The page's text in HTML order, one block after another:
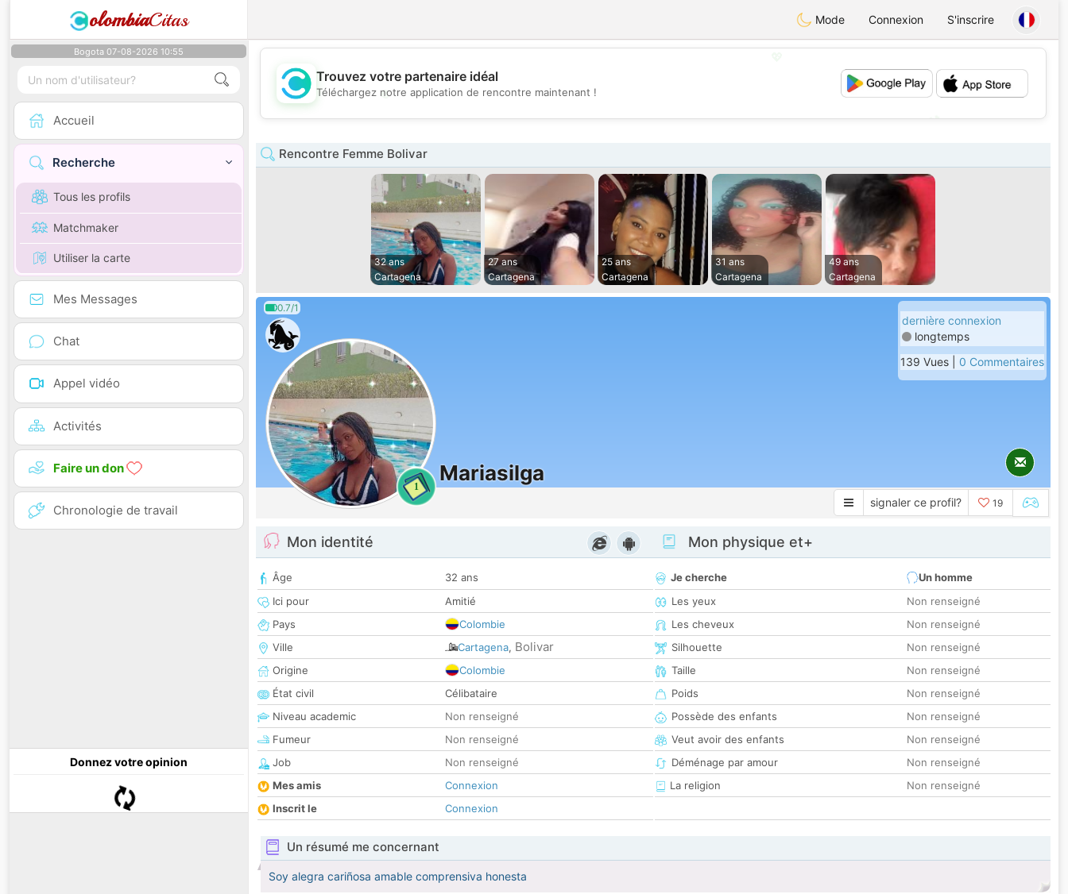
olombiaCitas Mode Connexion S'inscrire
Bogota 07-08-2026 10:55
Accueil
Recherche
Tous les profils
Matchmaker
Utiliser la carte
Mes Messages
Chat
Appel vidéo
Activités
Faire un don
Chronologie de travail
Donnez votre opinion
💕
Trouvez votre partenaire idéal
Téléchargez notre application de rencontre maintenant !
Rencontre Femme Bolivar
32 ans
Cartagena
27 ans
Cartagena
25 ans
Cartagena
31 ans
Cartagena
49 ans
Cartagena
0.7/1
1
Mariasilga
dernière connexion
longtemps
139 Vues | 0 Commentaires
signaler ce profil? 19
Mon identité
Âge
32 ans
Ici pour
Amitié
Pays
Colombie
Ville
Cartagena, Bolivar
Origine
Colombie
État civil
Célibataire
Niveau academic
Non renseigné
Fumeur
Non renseigné
Job
Non renseigné
Mes amis
Connexion
Inscrit le
Connexion
Mon physique et+
Je cherche
Un homme
Les yeux
Non renseigné
Les cheveux
Non renseigné
Silhouette
Non renseigné
Taille
Non renseigné
Poids
Non renseigné
Possède des enfants
Non renseigné
Veut avoir des enfants
Non renseigné
Déménage par amour
Non renseigné
La religion
Non renseigné
Un résumé me concernant
Soy alegra cariñosa amable comprensiva honesta